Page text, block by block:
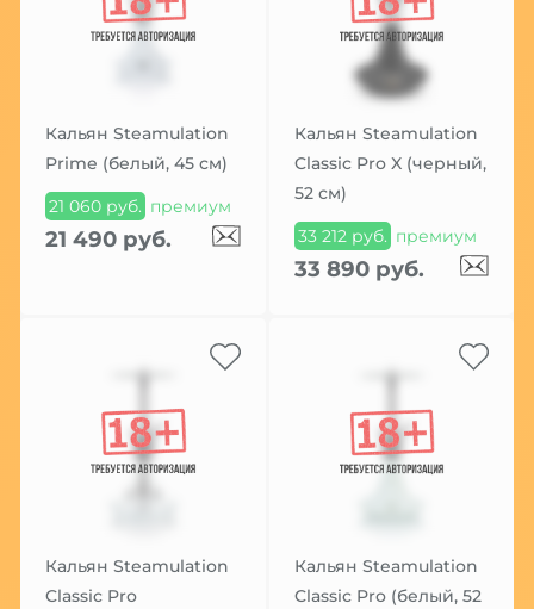
Кальян Steamulation
Prime (белый, 45 см)
21 060 руб. премиум
21 490 руб.
Кальян Steamulation
Classic Pro X (черный,
52 см)
33 212 руб. премиум
33 890 руб.
Кальян Steamulation
Classic Pro
Кальян Steamulation
Classic Pro (белый, 52